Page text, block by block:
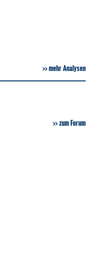
mehr Analysen
zum Forum